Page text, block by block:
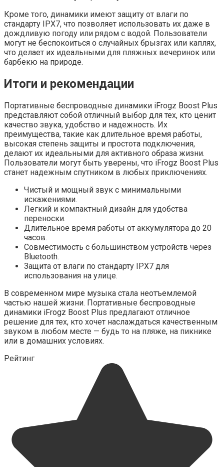
Кроме того, динамики имеют защиту от влаги по
стандарту IPX7, что позволяет использовать их даже в
дождливую погоду или рядом с водой. Пользователи
могут не беспокоиться о случайных брызгах или каплях,
что делает их идеальными для пляжных вечеринок или
барбекю на природе.
Итоги и рекомендации
Портативные беспроводные динамики iFrogz Boost Plus
представляют собой отличный выбор для тех, кто ценит
качество звука, удобство и надежность. Их
преимущества, такие как длительное время работы,
высокая степень защиты и простота подключения,
делают их идеальными для активного образа жизни.
Пользователи могут быть уверены, что iFrogz Boost Plus
станет надежным спутником в любых приключениях.
Чистый и мощный звук с минимальными
искажениями.
Легкий и компактный дизайн для удобства
переноски.
Длительное время работы от аккумулятора до 20
часов.
Совместимость с большинством устройств через
Bluetooth.
Защита от влаги по стандарту IPX7 для
использования на улице.
В современном мире музыка стала неотъемлемой
частью нашей жизни. Портативные беспроводные
динамики iFrogz Boost Plus предлагают отличное
решение для тех, кто хочет наслаждаться качественным
звуком в любом месте — будь то на пляже, на пикнике
или в домашних условиях.
Рейтинг